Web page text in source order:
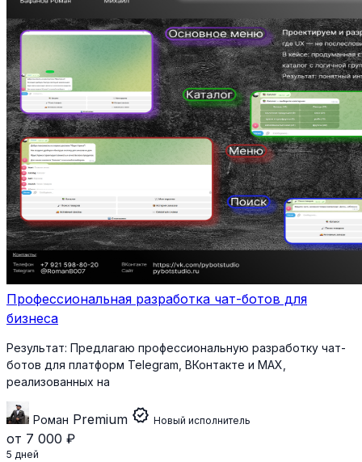
Профессиональная разработка чат-ботов для
бизнеса
Результат: Предлагаю профессиональную разработку чат-
ботов для платформ Telegram, ВКонтакте и MAX,
реализованных на
Роман Premium verified Новый исполнитель
от 7 000 ₽
5 дней